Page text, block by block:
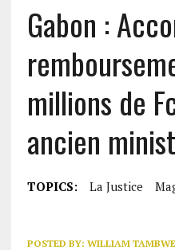
Gabon :
millions de
ancien
TOPICS: La Justice
POSTED BY: WILLIAM TAMBWE